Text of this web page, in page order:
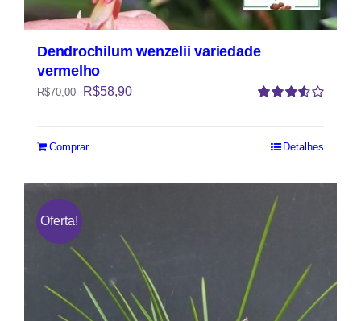
Dendrochilum wenzelii variedade
vermelho
R$70,00 R$58,90
Comprar Detalhes
Oferta!